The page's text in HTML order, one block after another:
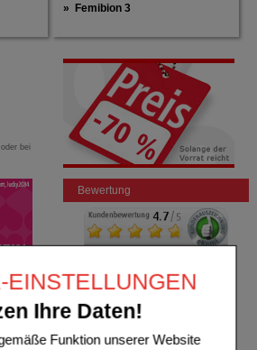
EINSTELLUNGEN
Ihre Daten!
Funktion unserer Website
Femibion 3
bei
Bewertung